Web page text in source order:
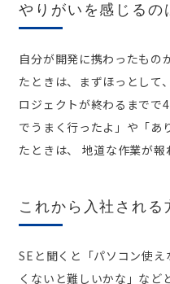
やりがいを感じるの
自分が開発に携わったもの
たときは、まずほっとして
ロジェクトが終わるまでで
でうまく行ったよ」や「あ
たときは、 地道な作業が報
これから入社される
SEと聞くと「パソコン使
くないと難しいかな」など